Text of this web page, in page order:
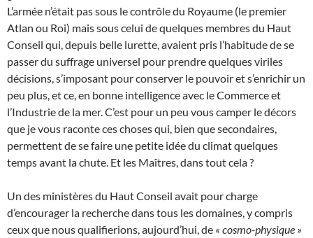
L’armée n’était pas sous le contrôle du Royaume (le premier
Atlan ou Roi) mais sous celui de quelques membres du Haut
Conseil qui, depuis belle lurette, avaient pris l’habitude de se
passer du suffrage universel pour prendre quelques viriles
décisions, s’imposant pour conserver le pouvoir et s’enrichir un
peu plus, et ce, en bonne intelligence avec le Commerce et
l’Industrie de la mer. C’est pour un peu vous camper le décors
que je vous raconte ces choses qui, bien que secondaires,
permettent de se faire une petite idée du climat quelques
temps avant la chute. Et les Maîtres, dans tout cela ?
Un des ministères du Haut Conseil avait pour charge
d’encourager la recherche dans tous les domaines, y compris
ceux que nous qualifierions, aujourd’hui, de « cosmo-physique »